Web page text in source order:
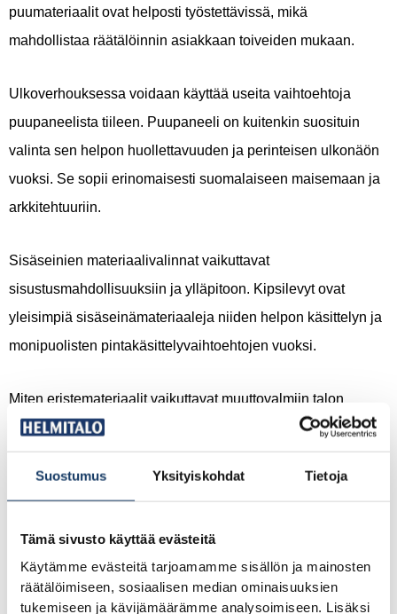
Suostumus Yksityiskohdat Tietoja
Tämä sivusto käyttää evästeitä
Käytämme evästeitä tarjoamamme sisällön ja mainosten
räätälöimiseen, sosiaalisen median ominaisuuksien
tukemiseen ja kävijämäärämme analysoimiseen. Lisäksi
puumateriaalit ovat helposti työstettävissä, mikä
mahdollistaa räätälöinnin asiakkaan toiveiden mukaan.
Ulkoverhouksessa voidaan käyttää useita vaihtoehtoja
puupaneelista tiileen. Puupaneeli on kuitenkin suosituin
valinta sen helpon huollettavuuden ja perinteisen ulkonäön
vuoksi. Se sopii erinomaisesti suomalaiseen maisemaan ja
arkkitehtuuriin.
Sisäseinien materiaalivalinnat vaikuttavat
sisustusmahdollisuuksiin ja ylläpitoon. Kipsilevyt ovat
yleisimpiä sisäseinämateriaaleja niiden helpon käsittelyn ja
monipuolisten pintakäsittelyvaihtoehtojen vuoksi.
Miten eristemateriaalit vaikuttavat muuttovalmiin talon
energiatehokkuuteen?
Eristemateriaalit vähentävät lämmityskustannuksia
merkittävästi estämällä lämmön karkaamisen ulos. Hyvä
mineraalivillaa, joka on turvallista ja tehokasta.